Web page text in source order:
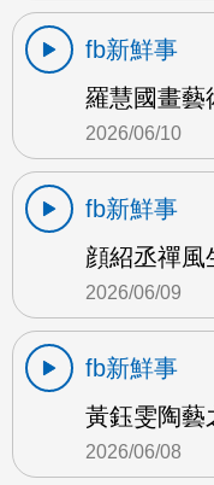
fb新鮮事
羅慧國畫藝
2026/06/10
fb新鮮事
顔紹丞禪風
2026/06/09
fb新鮮事
黃鈺雯陶藝
2026/06/08